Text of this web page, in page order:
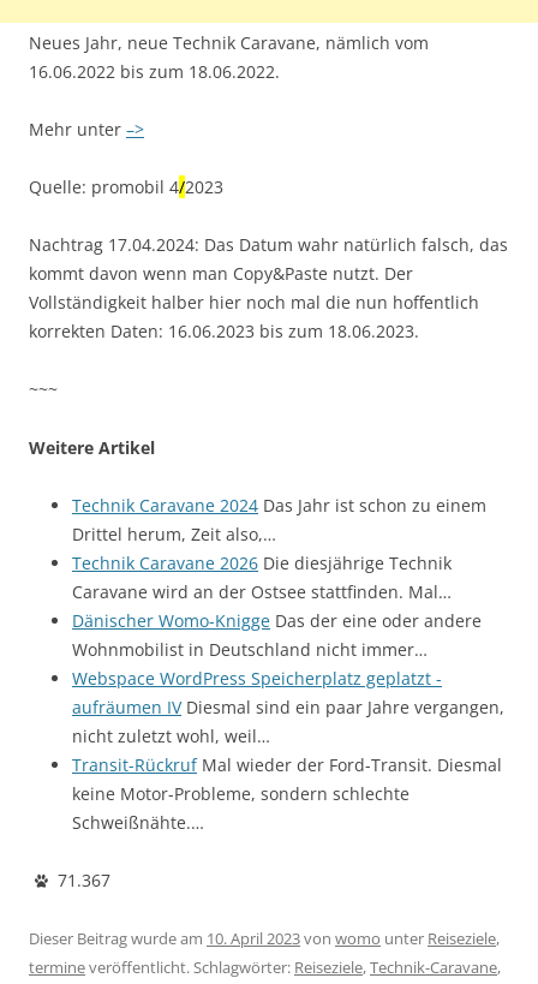
Neues Jahr, neue Technik Caravane, nämlich vom
16.06.2022 bis zum 18.06.2022.
Mehr unter –>
Quelle: promobil 4/2023
Nachtrag 17.04.2024: Das Datum wahr natürlich falsch, das
kommt davon wenn man Copy&Paste nutzt. Der
Vollständigkeit halber hier noch mal die nun hoffentlich
korrekten Daten: 16.06.2023 bis zum 18.06.2023.
~~~
Weitere Artikel
Technik Caravane 2024 Das Jahr ist schon zu einem
Drittel herum, Zeit also,…
Technik Caravane 2026 Die diesjährige Technik
Caravane wird an der Ostsee stattfinden. Mal…
Dänischer Womo-Knigge Das der eine oder andere
Wohnmobilist in Deutschland nicht immer…
Webspace WordPress Speicherplatz geplatzt -
aufräumen IVDiesmal sind ein paar Jahre vergangen,
nicht zuletzt wohl, weil…
Transit-RückrufMal wieder der Ford-Transit. Diesmal
keine Motor-Probleme, sondern schlechte
Schweißnähte.…
71.367
Dieser Beitrag wurde am 10. April 2023von womo unter Reiseziele,
termineveröffentlicht. Schlagwörter: Reiseziele,Technik-Caravane,